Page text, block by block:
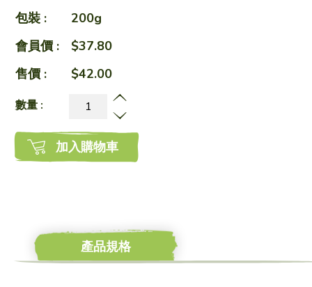
包裝 :
200g
會員價 :
$37.80
售價 :
$42.00
數量 :
加入購物車
產品規格